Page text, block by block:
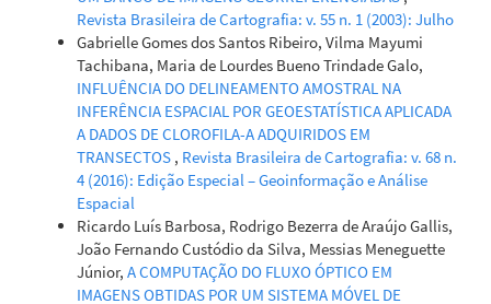
Revista Brasileira de Cartografia: v. 55 n. 1 (2003): Julho
Gabrielle Gomes dos Santos Ribeiro, Vilma Mayumi
Tachibana, Maria de Lourdes Bueno Trindade Galo,
INFLUÊNCIA DO DELINEAMENTO AMOSTRAL NA
INFERÊNCIA ESPACIAL POR GEOESTATÍSTICA APLICADA
A DADOS DE CLOROFILA-A ADQUIRIDOS EM
TRANSECTOS , Revista Brasileira de Cartografia: v. 68 n.
4 (2016): Edição Especial – Geoinformação e Análise
Espacial
Ricardo Luís Barbosa, Rodrigo Bezerra de Araújo Gallis,
João Fernando Custódio da Silva, Messias Meneguette
Júnior, A COMPUTAÇÃO DO FLUXO ÓPTICO EM
IMAGENS OBTIDAS POR UM SISTEMA MÓVEL DE